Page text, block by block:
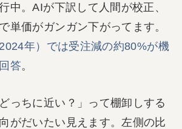
中。AIが下訳して人間が校正、
単価がガンガン下がってます。
年）では受注減の約80%が機
答。
っちに近い？」って棚卸しする
がだいたい見えます。左側の比